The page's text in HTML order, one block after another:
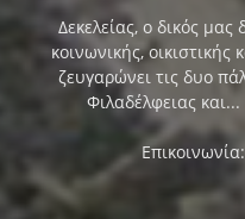
Δεκελείας, ο δικός
κοινωνικής, οικιστικής
ζευγαρώνει τις δυο
Φιλαδέλφειας και...
Επικοινωνία: